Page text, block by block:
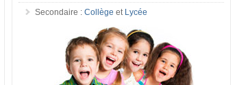
Secondaire :Collège et Lycée